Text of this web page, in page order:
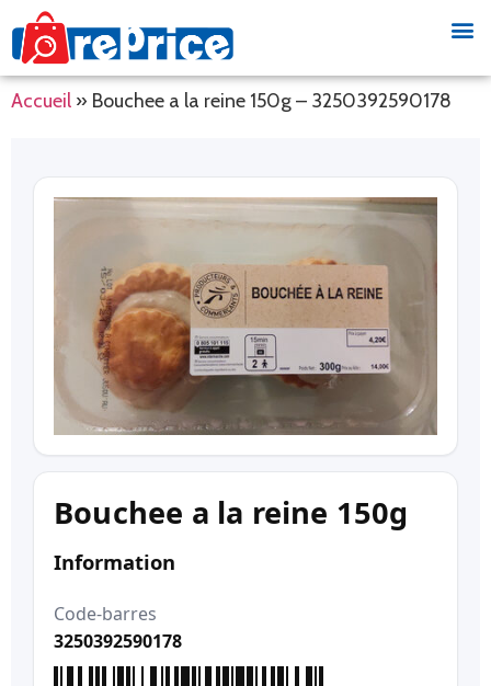
Accueil » Bouchee a la reine 150g – 3250392590178
Bouchee a la reine 150g
Information
Code-barres
3250392590178